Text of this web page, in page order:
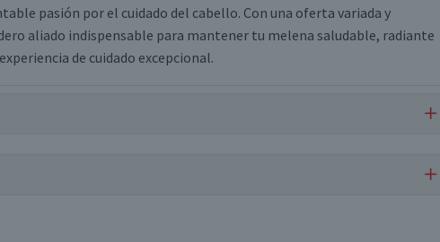
pasión por el cuidado del cabello. Con una oferta variada y
aliado indispensable para mantener tu melena saludable, radiante
de cuidado excepcional.
Tetrasodium Edta, Trideceth-10, Polyquaternium-6,